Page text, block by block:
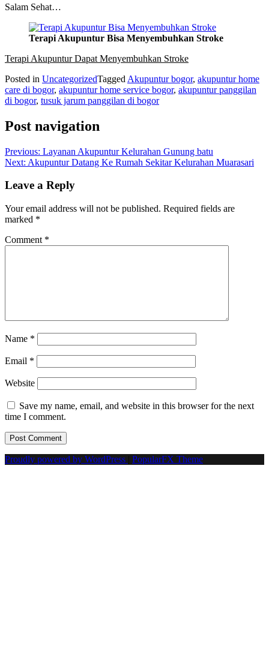
Salam Sehat…
Terapi Akupuntur Bisa Menyembuhkan Stroke
Terapi Akupuntur Dapat Menyembuhkan Stroke
Posted in UncategorizedTagged Akupuntur bogor, akupuntur home
care di bogor, akupuntur home service bogor, akupuntur panggilan
di bogor, tusuk jarum panggilan di bogor
Post navigation
Previous: Layanan Akupuntur Kelurahan Gunung batu
Next: Akupuntur Datang Ke Rumah Sekitar Kelurahan Muarasari
Leave a Reply
Your email address will not be published. Required fields are
marked *
Comment *
Name *
Email *
Website
Save my name, email, and website in this browser for the next
time I comment.
Proudly powered by WordPress PopularFX Theme